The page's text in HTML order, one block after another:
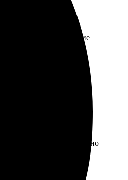
порадовал: яркие
быстро получил макет.
детали четкие. Приятно